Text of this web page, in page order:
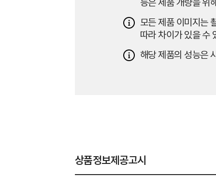
모든 제품 이미지는
따라 차이가 있을 수
해당 제품의 성능은
상품정보제공고시